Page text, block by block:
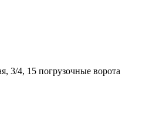
3/4, 15 погрузочные ворота